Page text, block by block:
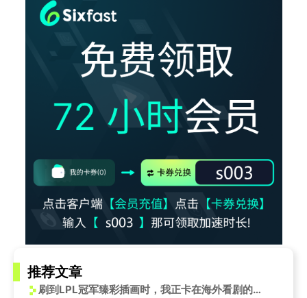
推荐文章
刷到LPL冠军臻彩插画时，我正卡在海外看剧的转圈界面——那些被地域限制的痛，海外党都懂